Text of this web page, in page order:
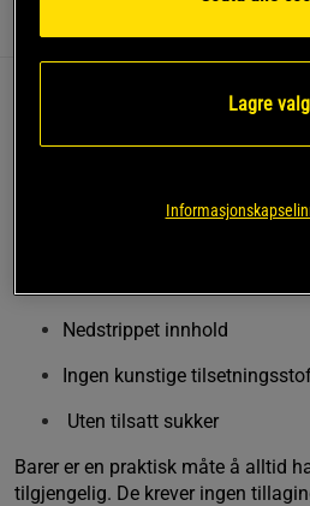
En proteinbar trenger ikke å være
kunstige søtningsmidler eller
Nedstrippet innhold
Ingen kunstige
Uten tilsatt sukker
Barer er en praktisk måte å alltid
tilgjengelig. De krever ingen
Lagre valg